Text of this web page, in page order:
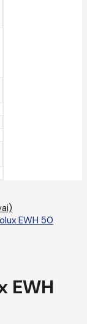
EWH 50
EWH